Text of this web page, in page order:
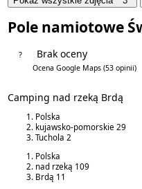
Pole namiotowe
? Brak oceny
Ocena Google Maps(53 opinii)
Camping nad rzeką Brdą
Polska
kujawsko-pomorskie 29
Tuchola 2
Polska
nad rzeką 109
Brdą 11